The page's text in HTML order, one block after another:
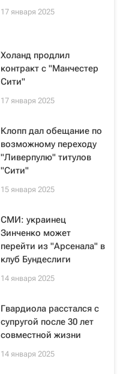
17 января 2025
Холанд продлил
контракт с "Манчестер
Сити"
17 января 2025
Клопп дал обещание по
возможному переходу
"Ливерпулю" титулов
"Сити"
15 января 2025
СМИ: украинец
Зинченко может
перейти из "Арсенала" в
клуб Бундеслиги
14 января 2025
Гвардиола расстался с
супругой после 30 лет
совместной жизни
14 января 2025